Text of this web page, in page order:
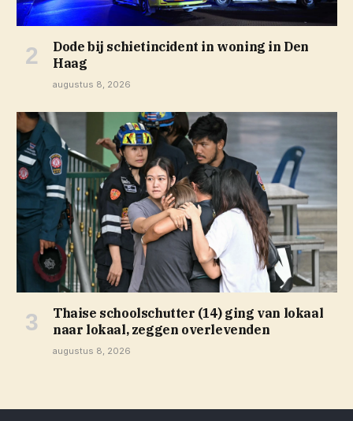
Dode bij schietincident in woning in Den
Haag
augustus 8, 2026
Thaise schoolschutter (14) ging van lokaal
naar lokaal, zeggen overlevenden
augustus 8, 2026